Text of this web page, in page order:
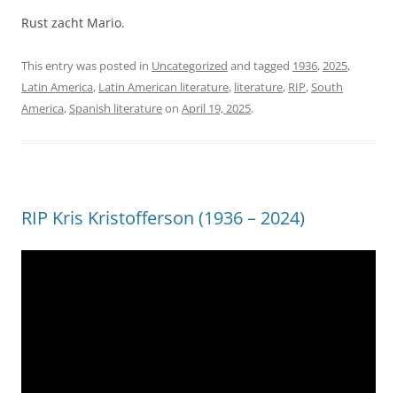
Rust zacht Mario.
This entry was posted in Uncategorized and tagged 1936,2025,
Latin America, Latin American literature, literature, RIP,South
America,Spanish literatureon April 19, 2025.
RIP Kris Kristofferson (1936 – 2024)